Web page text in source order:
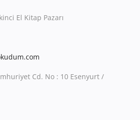
El Kitap Pazarı
Cd. No : 10 Esenyurt /